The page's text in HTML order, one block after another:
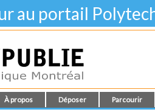
au portail
À propos Déposer Parcourir